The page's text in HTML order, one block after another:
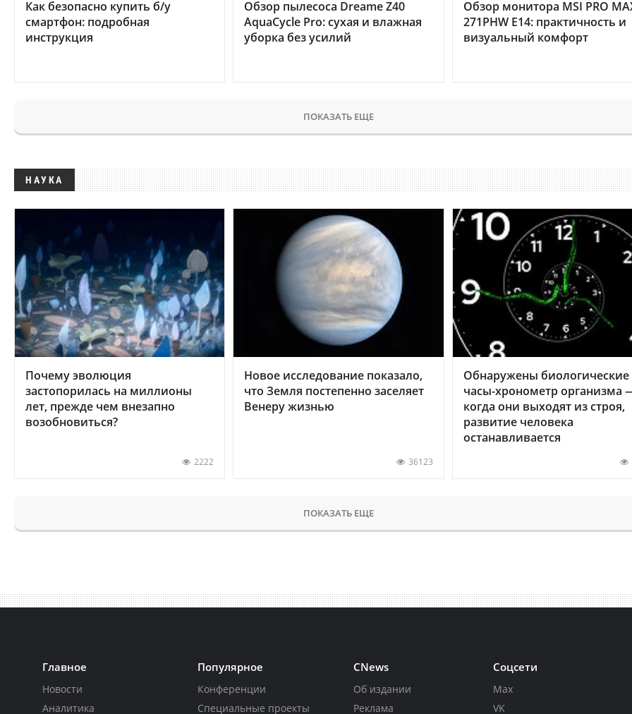
Как безопасно купить б/у
смартфон: подробная
инструкция
Обзор пылесоса Dreame Z40
AquaCycle Pro: сухая и влажная
уборка без усилий
Обзор монитора MSI PRO
271PHW E14: практичность и
визуальный комфорт
ПОКАЗАТЬ ЕЩЕ
НАУКА
Почему эволюция
застопорилась на миллионы
лет, прежде чем внезапно
возобновиться?
2222
Новое исследование показало,
что Земля постепенно заселяет
Венеру жизнью
36123
Обнаружены биологические
часы-хронометр организма
когда они выходят из строя,
развитие человека
останавливается
ПОКАЗАТЬ ЕЩЕ
Главное
Новости
Аналитика
Популярное
Конференции
Специальные проекты
CNews
Об издании
Реклама
Соцсети
Max
VK